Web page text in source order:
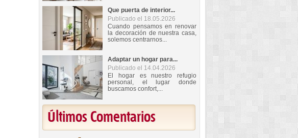
Que puerta de interior...
Publicado el 18.05.2026
Cuando pensamos en renovar
la decoración de nuestra casa,
solemos centrarnos...
Adaptar un hogar para...
Publicado el 14.04.2026
El hogar es nuestro refugio
personal, el lugar donde
buscamos confort,...
Últimos Comentarios